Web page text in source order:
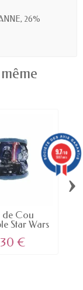
26%
de Cou
Star Wars
€
›
9.7/10
5887 avis